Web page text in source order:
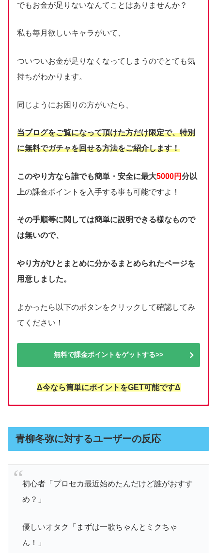
でもお金が足りないなんてことはありませんか？
私も毎月欲しいキャラがいて、
ついついお金が足りなくなってしまうのでとても気
持ちがわかります。
同じようにお困りの方がいたら、
当ブログをご覧になって頂けた方だけ限定で、特別
に無料でガチャを回せる方法をご紹介します！
このやり方なら誰でも簡単・安全に最大5000円分以
上の課金ポイントを入手する事も可能ですよ！
その手順等に関しては簡単に説明できる様なもので
は無いので、
やり方がひとまとめに分かるまとめられたページを
用意しました。
よかったら以下のボタンをクリックして確認してみ
てください！
無料で課金ポイントをゲットする>>
Δ今なら簡単にポイントをGET可能ですΔ
青柳冬弥に対するユーザーの反応
初心者「プロセカ最近始めたんだけど誰がおすす
め？」
優しいオタク「まずは一歌ちゃんとミクちゃ
ん！」